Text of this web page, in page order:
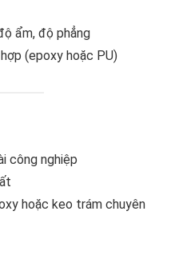
ẩm, độ phẳng
(epoxy hoặc PU)
công nghiệp
hoặc keo trám chuyên